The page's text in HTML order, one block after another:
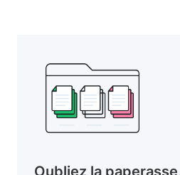
Oubliez la